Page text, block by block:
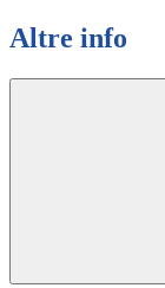
Altre info